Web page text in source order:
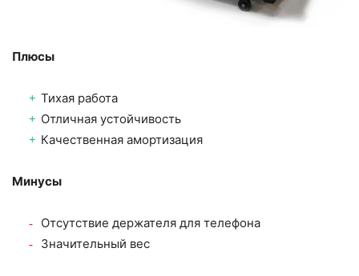
Плюсы
Тихая работа
Отличная устойчивость
Качественная амортизация
Минусы
Отсутствие держателя для телефона
Значительный вес